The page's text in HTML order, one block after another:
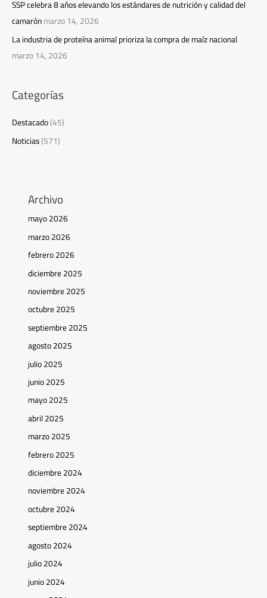
SSP celebra 8 años elevando los estándares de nutrición y calidad del
camarónmarzo 14, 2026
La industria de proteína animal prioriza la compra de maíz nacional
marzo 14, 2026
Categorías
Destacado(45)
Noticias(571)
Archivo
mayo 2026
marzo 2026
febrero 2026
diciembre 2025
noviembre 2025
octubre 2025
septiembre 2025
agosto 2025
julio 2025
junio 2025
mayo 2025
abril 2025
marzo 2025
febrero 2025
diciembre 2024
noviembre 2024
octubre 2024
septiembre 2024
agosto 2024
julio 2024
junio 2024